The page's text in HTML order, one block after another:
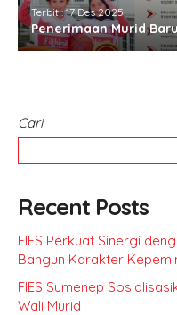
Terbit : 17 Des 2025
Penerimaan Murid
Cari
Recent Posts
FIES Perkuat Sinergi
Bangun Karakter
FIES Sumenep
Wali Murid